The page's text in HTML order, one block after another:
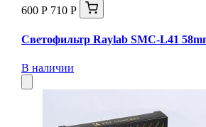
600 Р 710 Р
Светофильтр Raylab SMC-L41
В наличии